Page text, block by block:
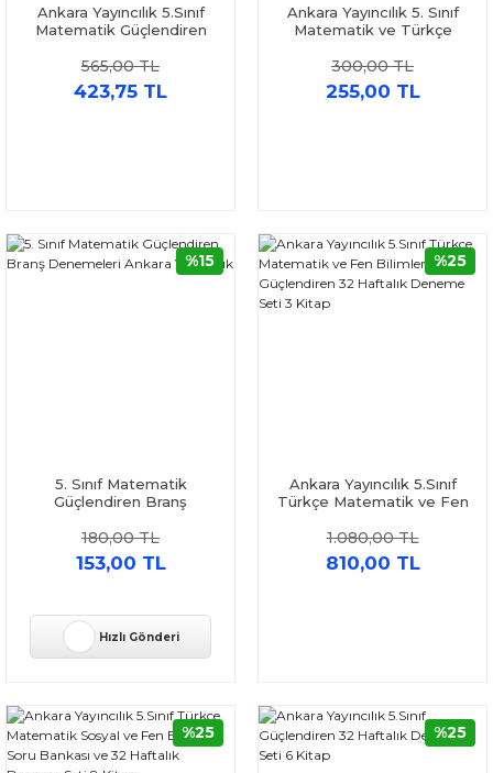
Ankara Yayıncılık 5.Sınıf
Matematik Güçlendiren
Seti 2 Kitap
565,00 TL
423,75 TL
Ankara Yayıncılık 5. Sınıf
Matematik ve Türkçe
2 Kitap
300,00 TL
255,00 TL
5. Sınıf Matematik
Güçlendiren Branş
Yayıncılık
180,00 TL
153,00 TL
%15
Hızlı Gönderi
Ankara Yayıncılık 5.Sınıf
Türkçe Matematik ve Fen
Haftalık Deneme Seti 3
Kitap
1.080,00 TL
810,00 TL
%25
%25 %25